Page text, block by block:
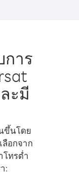
าร
ะมี
ขึ้นโดย
ลือกจาก
โทรต่ำ
: